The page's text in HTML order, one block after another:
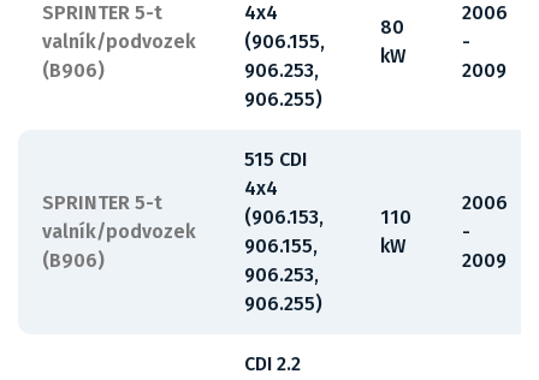
SPRINTER 5-t
valník/podvozek
(B906)
4x4
(906.155,
906.253,
906.255)
80
kW
2006
-
2009
SPRINTER 5-t
valník/podvozek
(B906)
515 CDI
4x4
(906.153,
906.155,
906.253,
906.255)
110
kW
2006
-
2009
CDI 2.2